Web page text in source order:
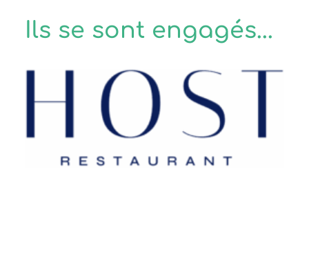
Ils se sont engagés...